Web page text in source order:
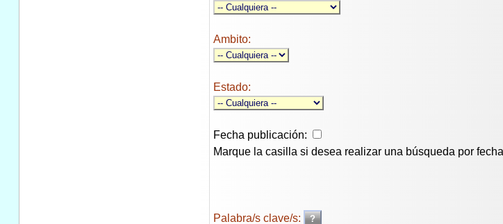
Ambito:
Estado:
Fecha publicación:
Marque la casilla si desea realizar una búsqueda por
Palabra/s clave/s: